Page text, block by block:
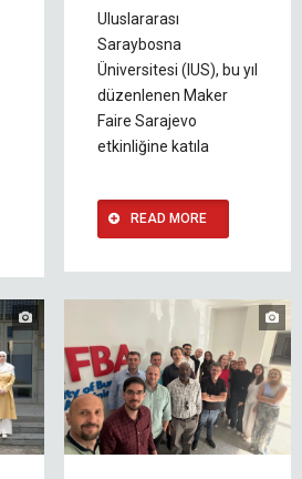
Uluslararası
Saraybosna
Üniversitesi (IUS), bu yıl
düzenlenen Maker
Faire Sarajevo
etkinliğine katıla
READ MORE